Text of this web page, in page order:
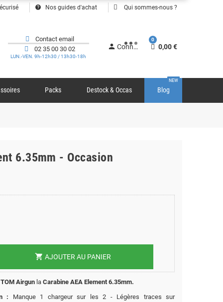
help Nos guides d'achat Qui sommes-nous ?
Contact email
02 35 00 30 02
LUN.-VEN. 9h-12h30 / 13h30-18h
person Connexion
0
0,00 €
Packs Destock & Occas Blog
NEW
6.35mm - Occasion
shopping_cart AJOUTER AU PANIER
Airgun la Carabine AEA Element 6.35mm.
: Manque 1 chargeur sur les 2 - Légères traces sur